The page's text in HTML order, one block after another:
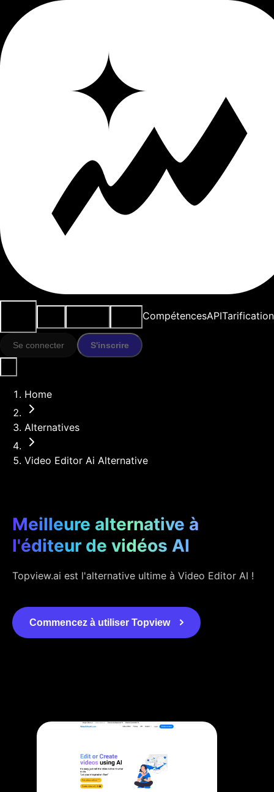
CompétencesAPITarification
Se connecter S'inscrire
Home
Alternatives
Video Editor Ai Alternative
Meilleure alternative à
l'éditeur de vidéos AI
Topview.ai est l'alternative ultime à Video Editor AI !
Commencez à utiliser Topview